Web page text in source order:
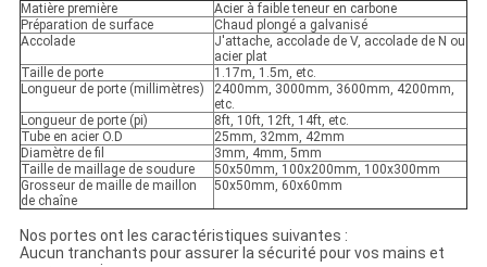
Matière première
Acier à faible teneur en carbone
Préparation de surface
Chaud plongé a galvanisé
Accolade
J'attache, accolade de V, accolade de N ou
acier plat
Taille de porte
1.17m, 1.5m, etc.
Longueur de porte (millimètres)
2400mm, 3000mm, 3600mm, 4200mm,
etc.
Longueur de porte (pi)
8ft, 10ft, 12ft, 14ft, etc.
Tube en acier O.D
25mm, 32mm, 42mm
Diamètre de fil
3mm, 4mm, 5mm
Taille de maillage de soudure
50x50mm, 100x200mm, 100x300mm
Grosseur de maille de maillon
de chaîne
50x50mm, 60x60mm
Nos portes ont les caractéristiques suivantes :
Aucun tranchants pour assurer la sécurité pour vos mains et